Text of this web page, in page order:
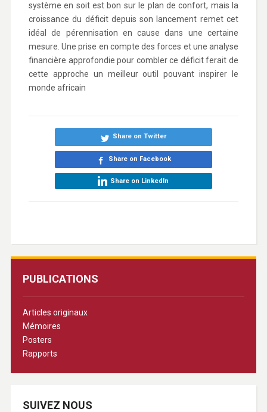
PUBLICATIONS
Articles originaux
Mémoires
Posters
Rapports
SUIVEZ NOUS
système en soit est bon sur le plan de confort, mais la
croissance du déficit depuis son lancement remet cet
idéal de pérennisation en cause dans une certaine
mesure. Une prise en compte des forces et une analyse
financière approfondie pour combler ce déficit ferait de
cette approche un meilleur outil pouvant inspirer le
monde africain
Share on Twitter
Share on Facebook
Share on LinkedIn